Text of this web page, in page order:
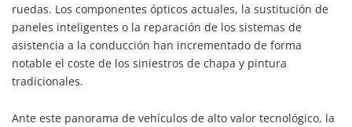
ruedas. Los componentes ópticos actuales, la sustitución de
paneles inteligentes o la reparación de los sistemas de
asistencia a la conducción han incrementado de forma
notable el coste de los siniestros de chapa y pintura
tradicionales.
Ante este panorama de vehículos de alto valor tecnológico, la